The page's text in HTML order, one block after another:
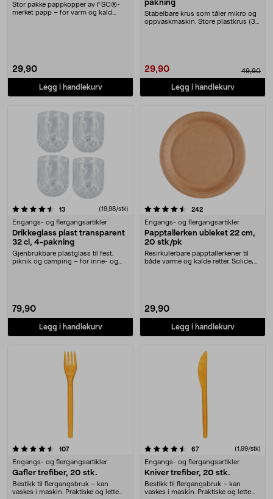
Stor pakke pappkopper av FSC®-
merket papp – for varm og kald
29,90
Legg i handlekurv
pakning
Stabelbare krus som tåler mikro og
oppvaskmaskin. Store plastkrus (35
29,90 49,90
Legg i handlekurv
13 anmeldelser(19,98/stk)
Engangs- og flergangsartikler
Drikkeglass plast transparent
32 cl, 4-pakning
Gjenbrukbare plastglass til fest,
piknik og camping – for inne- og
79,90
Legg i handlekurv
4.5 av 5 stjerner 242anmeldelser
Engangs- og flergangsartikler
Papptallerken ubleket 22 cm,
20 stk/pk
Resirkulerbare papptallerkener til
både varme og kalde retter. Solide,
29,90
Legg i handlekurv
107anmeldelser
Engangs- og flergangsartikler
Gafler trefiber, 20 stk.
Bestikk til flergangsbruk – kan
vaskes i maskin. Praktiske og lette
4.5 av 5 stjerner 67anmeldelser (1,99/stk)
Engangs- og flergangsartikler
Kniver trefiber, 20 stk.
Bestikk til flergangsbruk – kan
vaskes i maskin. Praktiske og lette